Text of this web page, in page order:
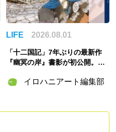
LIFE 2026.08.01
「十二国記」7年ぶりの最新作
『幽冥の岸』書影が初公開。山
在・琅燦イロハニアート編集部